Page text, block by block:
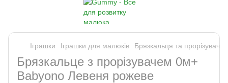
Іграшки Іграшки для малюків Брязкальця та прорізувачі
Брязкальце з прорізувачем 0м+
Babyono Левеня рожеве